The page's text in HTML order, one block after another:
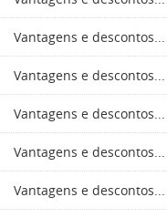
Vantagens e descontos...
Vantagens e descontos...
Vantagens e descontos...
Vantagens e descontos...
Vantagens e descontos...